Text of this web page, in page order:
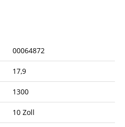
00064872
17,9
1300
10 Zoll